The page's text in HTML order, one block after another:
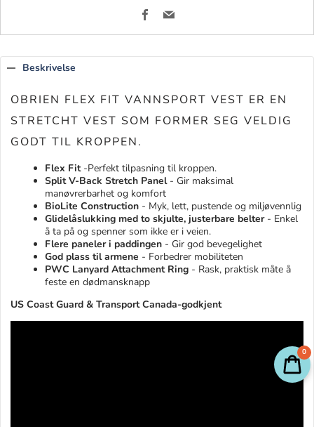
Facebook
Email
Beskrivelse
OBRIEN FLEX FIT VANNSPORT VEST ER EN
STRETCHT VEST SOM FORMER SEG VELDIG
GODT TIL KROPPEN.
Flex Fit-Perfekt tilpasning til kroppen.
Split V-Back Stretch Panel- Gir maksimal
manøvrerbarhet og komfort
BioLite Construction - Myk, lett, pustende og miljøvennlig
Glidelåslukking med to skjulte, justerbare belter- Enkel
å ta på og spenner som ikke er i veien.
Flere paneler i paddingen - Gir god bevegelighet
God plass til armene - Forbedrer mobiliteten
PWC Lanyard Attachment Ring - Rask, praktisk måte å
feste en dødmansknapp
US Coast Guard & Transport Canada-godkjent
0